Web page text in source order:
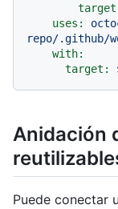
uses:
repo/.github/
with:
target:
Anidación
Puede conectar